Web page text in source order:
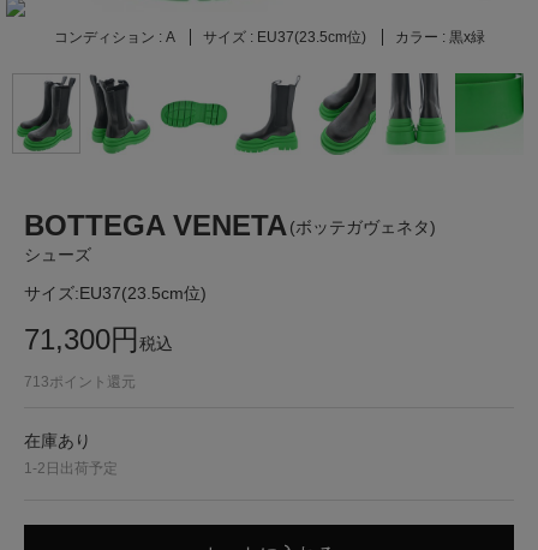
コンディション : A サイズ : EU37(23.5cm位) カラー : 黒x緑
BOTTEGA VENETA (ボッテガヴェネタ)
シューズ
サイズ:EU37(23.5cm位)
71,300円税込
713ポイント還元
在庫あり
1-2日出荷予定